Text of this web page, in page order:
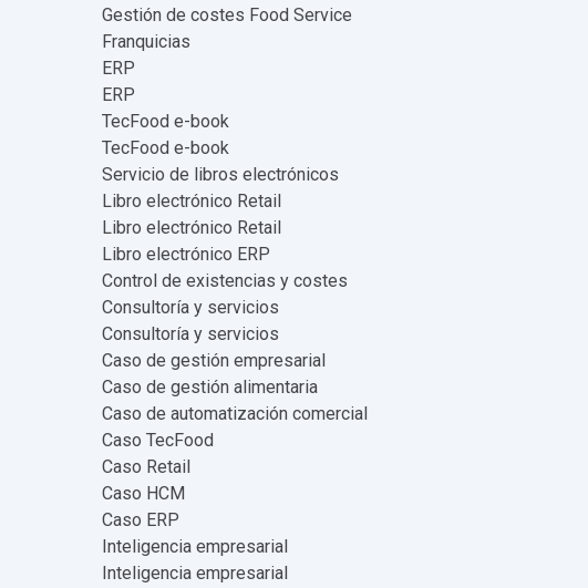
Gestión de costes Food Service
Franquicias
ERP
ERP
TecFood e-book
TecFood e-book
Servicio de libros electrónicos
Libro electrónico Retail
Libro electrónico Retail
Libro electrónico ERP
Control de existencias y costes
Consultoría y servicios
Consultoría y servicios
Caso de gestión empresarial
Caso de gestión alimentaria
Caso de automatización comercial
Caso TecFood
Caso Retail
Caso HCM
Caso ERP
Inteligencia empresarial
Inteligencia empresarial